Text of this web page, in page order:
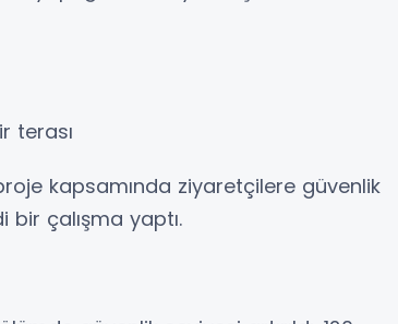
terası
kapsamında ziyaretçilere güvenlik
çalışma yaptı.